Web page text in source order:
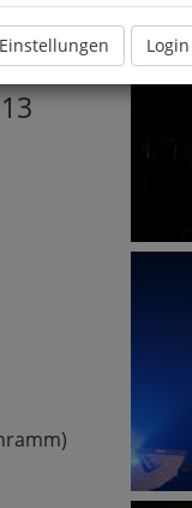
Einstellungen Login